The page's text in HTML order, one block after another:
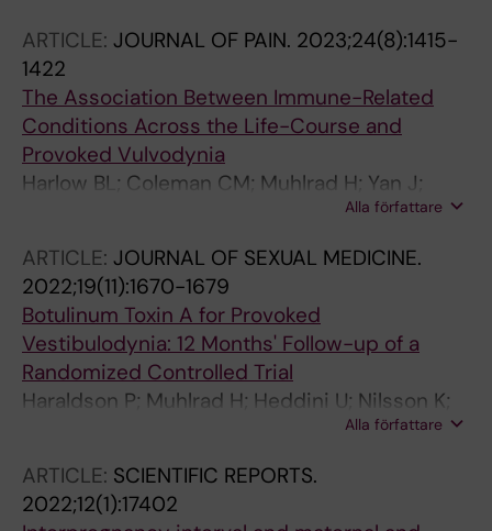
ARTICLE: JOURNAL OF PAIN. 2023;24(8):1415-
1422
The Association Between Immune-Related
Conditions Across the Life-Course and
Provoked Vulvodynia
Harlow BL; Coleman CM; Muhlrad H; Yan J;
Linnros E; Lu D; Fox MP; Bohm-Starke N
Alla författare
ARTICLE: JOURNAL OF SEXUAL MEDICINE.
2022;19(11):1670-1679
Botulinum Toxin A for Provoked
Vestibulodynia: 12 Months' Follow-up of a
Randomized Controlled Trial
Haraldson P; Muhlrad H; Heddini U; Nilsson K;
Alla författare
ARTICLE: SCIENTIFIC REPORTS.
2022;12(1):17402